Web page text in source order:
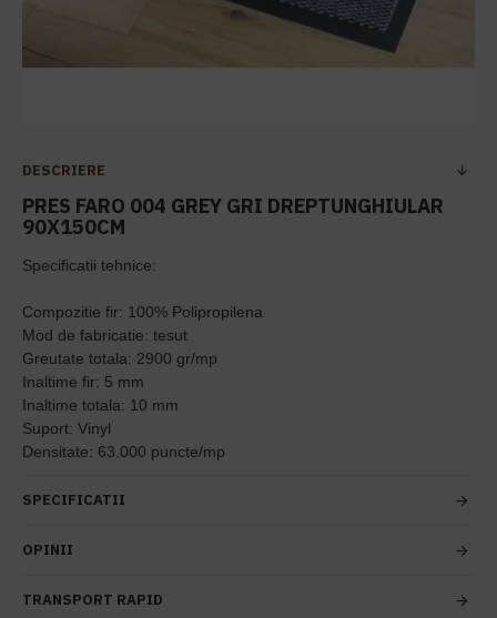
DESCRIERE
PRES FARO 004 GREY GRI DREPTUNGHIULAR
90X150CM
Specificatii tehnice:
Compozitie fir: 100% Polipropilena
Mod de fabricatie: tesut
Greutate totala: 2900 gr/mp
Inaltime fir: 5 mm
Inaltime totala: 10 mm
Suport: Vinyl
Densitate: 63.000 puncte/mp
SPECIFICATII
OPINII
TRANSPORT RAPID